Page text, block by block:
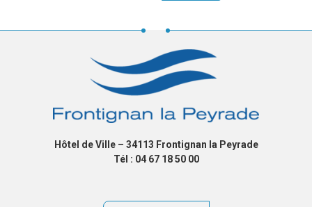
Hôtel de Ville – 34113 Frontignan la Peyrade
Tél : 04 67 18 50 00